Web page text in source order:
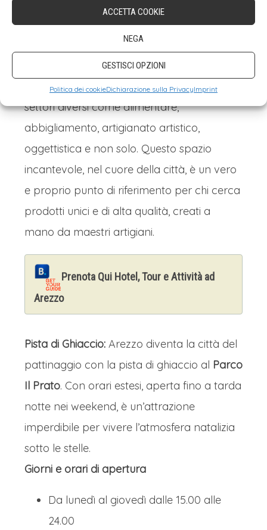
ACCETTA COOKIE
NEGA
GESTISCI OPZIONI
Politica dei cookieDichiarazione sulla PrivacyImprint
14-15-16-17, 21-22-23-24 dicembre). Il
hiostro delle Meraviglie
paradiso per gli amanti dell’artigianato,
ospitando numerosi artigiani specializzati in
settori diversi come alimentare,
abbigliamento, artigianato artistico,
oggettistica e non solo. Questo spazio
incantevole, nel cuore della città, è un vero
e proprio punto di riferimento per chi cerca
prodotti unici e di alta qualità, creati a
mano da maestri artigiani.
Prenota Qui Hotel, Tour e Attività ad
Arezzo
Pista di Ghiaccio: Arezzo diventa la città del
pattinaggio con la pista di ghiaccio al Parco
Il Prato. Con orari estesi, aperta fino a tarda
notte nei weekend, è un’attrazione
imperdibile per vivere l’atmosfera natalizia
sotto le stelle.
Giorni e orari di apertura
Da lunedì al giovedì dalle 15.00 alle
24.00